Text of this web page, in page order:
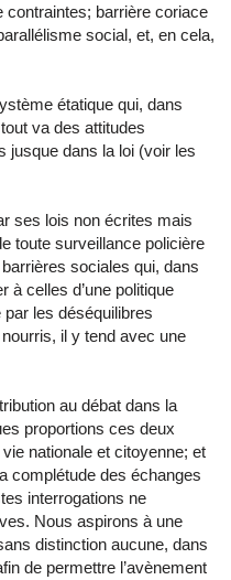
contraintes; barrière coriace
social, et, en cela,
étatique qui, dans
va des attitudes
jusque dans la loi (voir les
ses lois non écrites mais
toute surveillance policière
sociales qui, dans
à celles d’une politique
par les déséquilibres
il y tend avec une
au débat dans la
proportions ces deux
nationale et citoyenne; et
complétude des échanges
interrogations ne
Nous aspirons à une
distinction aucune, dans
de permettre l’avènement